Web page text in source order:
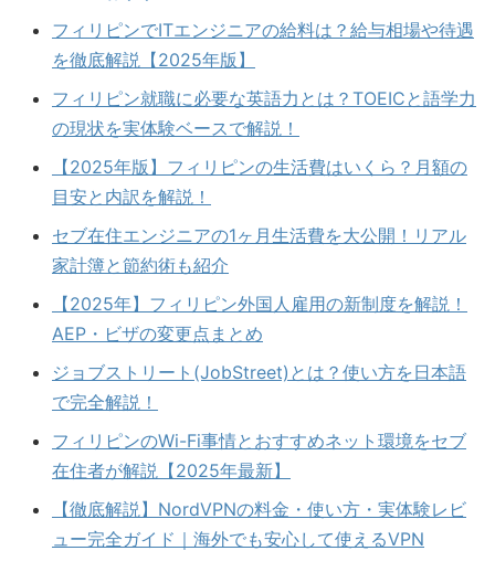
フィリピンでITエンジニアの給料は？給与相場や待遇
を徹底解説【2025年版】
フィリピン就職に必要な英語力とは？TOEICと語学力
の現状を実体験ベースで解説！
【2025年版】フィリピンの生活費はいくら？月額の
目安と内訳を解説！
セブ在住エンジニアの1ヶ月生活費を大公開！リアル
家計簿と節約術も紹介
【2025年】フィリピン外国人雇用の新制度を解説！
AEP・ビザの変更点まとめ
ジョブストリート(JobStreet)とは？使い方を日本語
で完全解説！
フィリピンのWi-Fi事情とおすすめネット環境をセブ
在住者が解説【2025年最新】
【徹底解説】NordVPNの料金・使い方・実体験レビ
ュー完全ガイド｜海外でも安心して使えるVPN